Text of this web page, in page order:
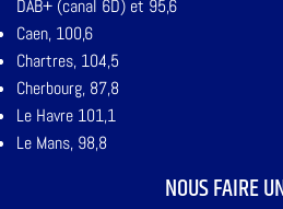
DAB+ (canal 6D) et 95,6
Caen, 100,6
Chartres, 104,5
Cherbourg, 87,8
Le Havre 101,1
Le Mans, 98,8
NOUS FAIRE